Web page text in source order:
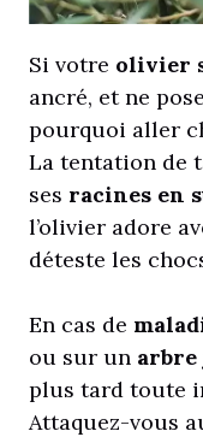
Si votre olivier
ancré, et ne
pourquoi aller
La tentation de
ses racines en
l’olivier adore
déteste les
En cas de
ou sur un arbre
plus tard toute
Attaquez-vous